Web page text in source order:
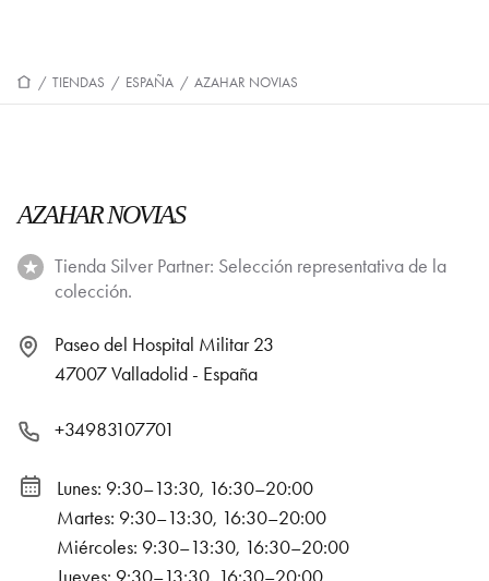
/ TIENDAS / ESPAÑA / AZAHAR NOVIAS
AZAHAR NOVIAS
Tienda Silver Partner: Selección representativa de la
colección.
Paseo del Hospital Militar 23
47007 Valladolid - España
+34983107701
Lunes: 9:30–13:30, 16:30–20:00
Martes: 9:30–13:30, 16:30–20:00
Miércoles: 9:30–13:30, 16:30–20:00